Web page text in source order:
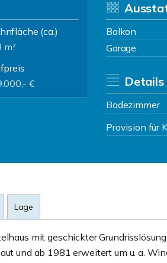
(ca.)
m²
€
Balkon
Garage
Details
Badezimmer
Provision für
Lage
mit geschickter Grundrisslösung.
und ab 1981 erweitert um u. a.